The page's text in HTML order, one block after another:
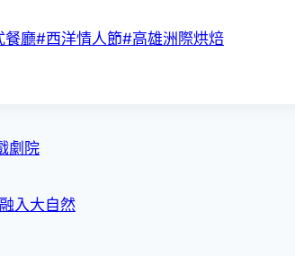
餐廳#西洋情人節#高雄洲際烘焙
劇院
入大自然